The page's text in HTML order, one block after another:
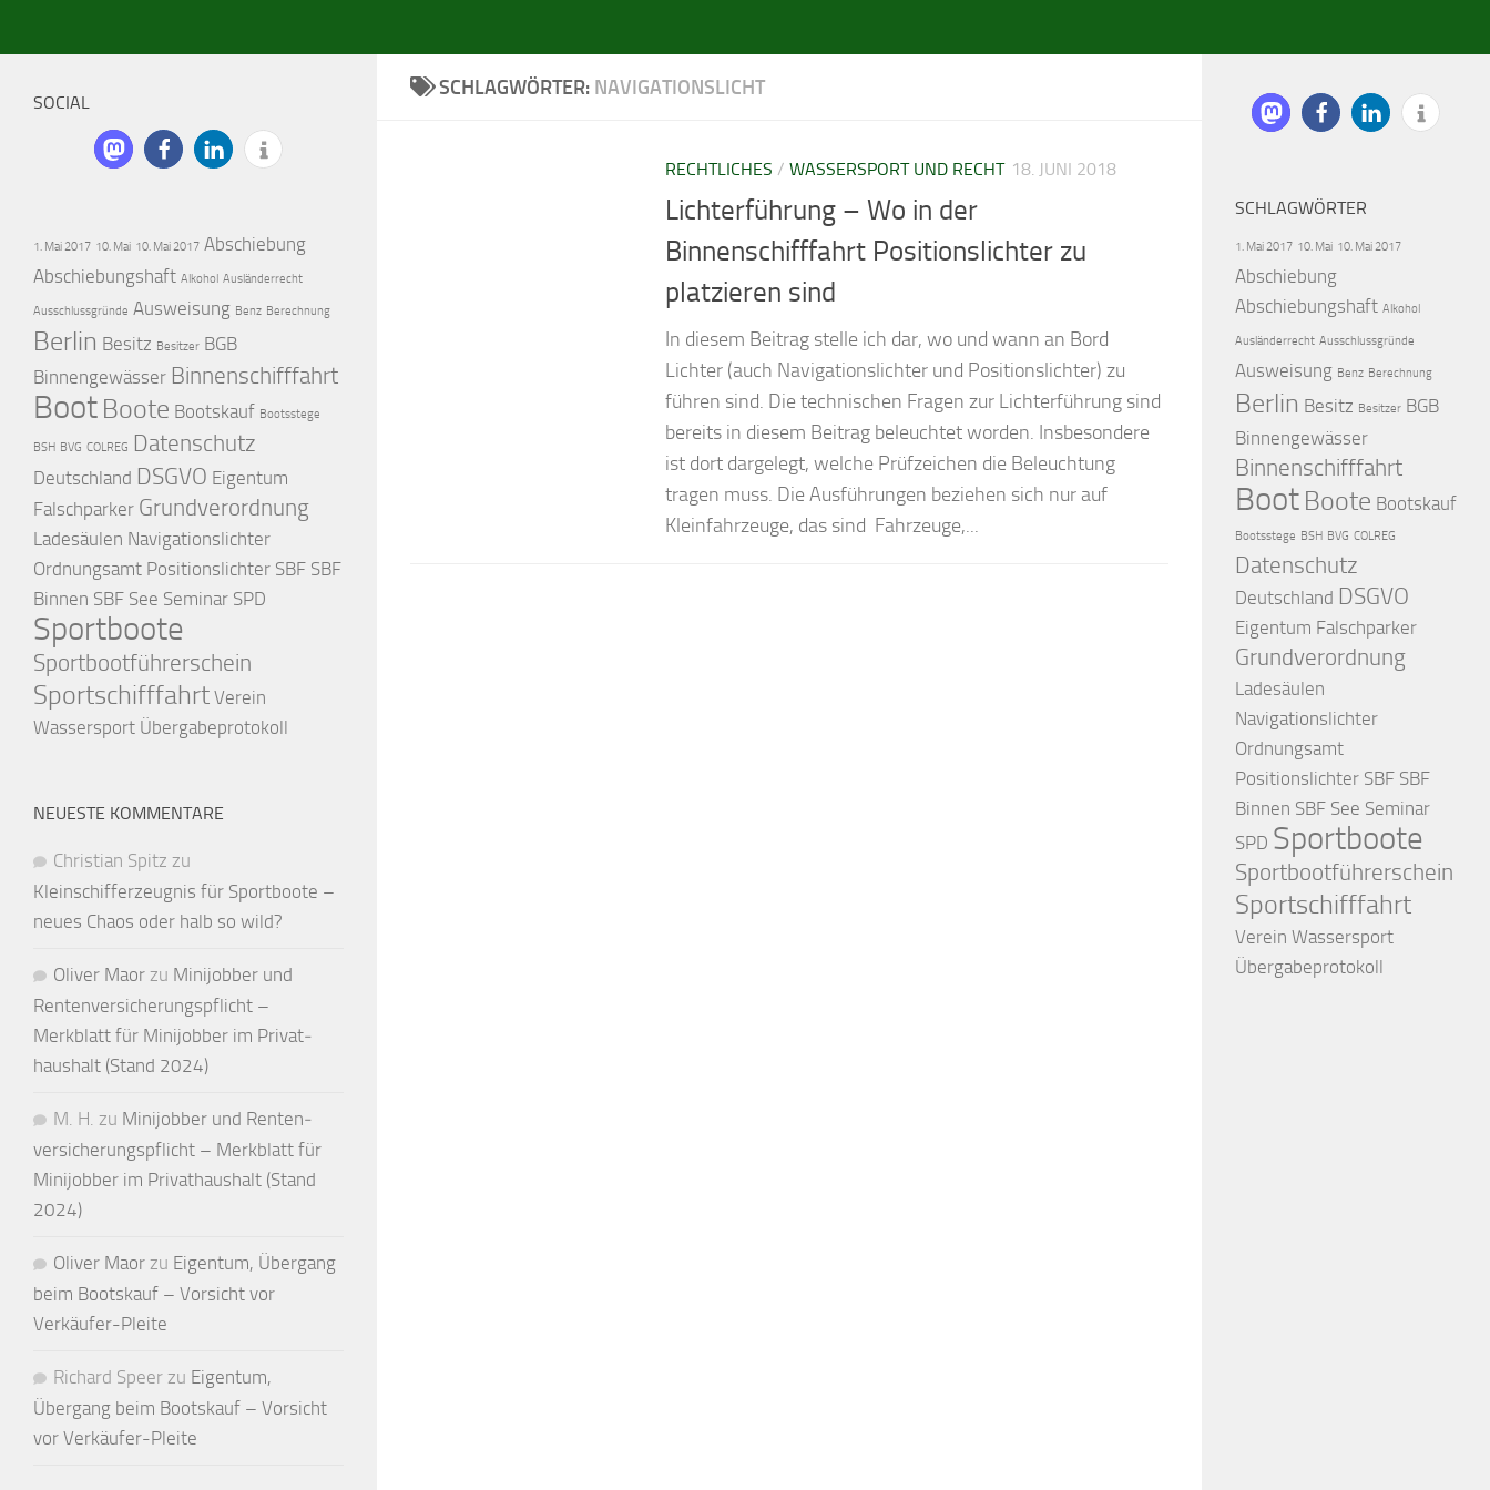
SCHLAGWÖRTER: NAVIGATIONSLICHT
RECHTLICHES / WASSERSPORT UND RECHT 18. JUNI 2018
Lichterführung – Wo in der
Binnenschifffahrt Positionslichter zu
platzieren sind
In diesem Beitrag stelle ich dar, wo und wann an Bord
Lichter (auch Navigationslichter und Positionslichter) zu
führen sind. Die technischen Fragen zur Lichterführung sind
bereits in diesem Beitrag beleuchtet worden. Insbesondere
ist dort dargelegt, welche Prüfzeichen die Beleuchtung
tragen muss. Die Ausführungen beziehen sich nur auf
Kleinfahrzeuge, das sind Fahrzeuge,...
SOCIAL
1. Mai 2017 10. Mai 10. Mai 2017 Abschiebung
Abschiebungshaft Alkohol Ausländerrecht
Ausschlussgründe Ausweisung Benz Berechnung
Berlin Besitz Besitzer BGB
Binnengewässer Binnenschifffahrt
Boot Boote Bootskauf Bootsstege
BSH BVG COLREG Datenschutz
Deutschland DSGVO Eigentum
Falschparker Grundverordnung
Ladesäulen Navigationslichter
Ordnungsamt Positionslichter SBF SBF
Binnen SBF See Seminar SPD
Sportboote
Sportbootführerschein
Sportschifffahrt Verein
Wassersport Übergabeprotokoll
NEUESTE KOMMENTARE
Christian Spitz zu
Kleinschifferzeugnis für Sportboote –
neues Chaos oder halb so wild?
Oliver Maor zu Minijobber und
Renten­versicherungs­pflicht –
Merkblatt für Mini­jobber im Privat­
haushalt (Stand 2024)
M. H. zu Minijobber und Renten­
versicherungs­pflicht – Merkblatt für
Mini­jobber im Privat­haushalt (Stand
2024)
Oliver Maor zu Eigentum, Übergang
beim Bootskauf – Vorsicht vor
Verkäufer-Pleite
Richard Speer zu Eigentum,
Übergang beim Bootskauf – Vorsicht
vor Verkäufer-Pleite
SCHLAGWÖRTER
1. Mai 2017 10. Mai 10. Mai 2017
Abschiebung
Abschiebungshaft Alkohol
Ausländerrecht Ausschlussgründe
Ausweisung Benz Berechnung
Berlin Besitz Besitzer BGB
Binnengewässer
Binnenschifffahrt
Boot Boote Bootskauf
Bootsstege BSH BVG COLREG
Datenschutz
Deutschland DSGVO
Eigentum Falschparker
Grundverordnung
Ladesäulen
Navigationslichter
Ordnungsamt
Positionslichter SBF SBF
Binnen SBF See Seminar
SPD Sportboote
Sportbootführerschein
Sportschifffahrt
Verein Wassersport
Übergabeprotokoll